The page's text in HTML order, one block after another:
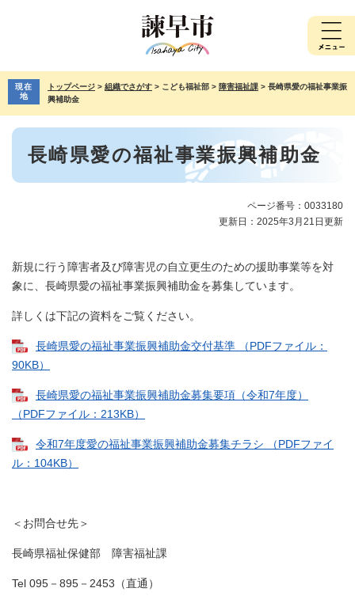
先
で
を
ば
現在
地
トップページ > 組織でさがす > こども福祉部 > 障害福祉課 > 長崎県愛の福祉事業振
興補助金
本
長崎県愛の福祉事業振興補助金
ページ番号：0033180
更新日：2025年3月21日更新
新規に行う障害者及び障害児の自立更生のための援助事業等を対
象に、長崎県愛の福祉事業振興補助金を募集しています。
詳しくは下記の資料をご覧ください。
長崎県愛の福祉事業振興補助金交付基準 （PDFファイル：
90KB）
長崎県愛の福祉事業振興補助金募集要項（令和7年度）
（PDFファイル：213KB）
令和7年度愛の福祉事業振興補助金募集チラシ （PDFファイ
ル：104KB）
＜お問合せ先＞
長崎県福祉保健部 障害福祉課
Tel 095－895－2453（直通）